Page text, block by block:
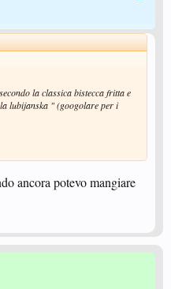
la classica bistecca fritta e
lubijanska " (googolare per i
ancora potevo mangiare